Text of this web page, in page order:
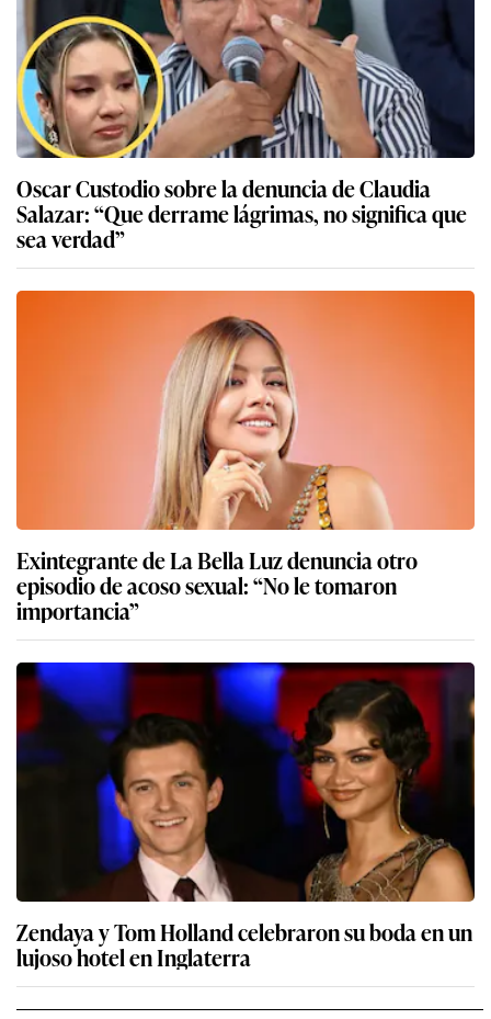
Oscar Custodio sobre la denuncia de Claudia
Salazar: “Que derrame lágrimas, no significa que
sea verdad”
Exintegrante de La Bella Luz denuncia otro
episodio de acoso sexual: “No le tomaron
importancia”
Zendaya y Tom Holland celebraron su boda en un
lujoso hotel en Inglaterra